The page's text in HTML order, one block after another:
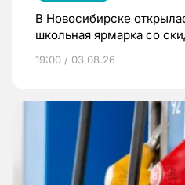
В Новосибирске
школьная ярмарка со
19:00 / 03.08.26